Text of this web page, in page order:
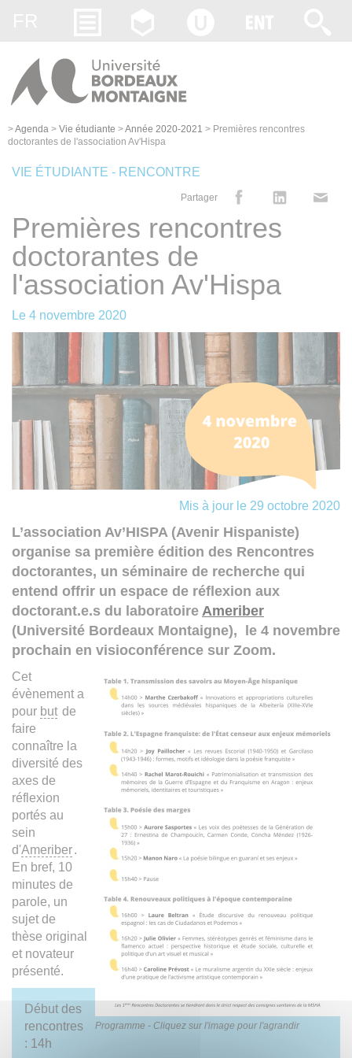
>Agenda > Vie étudiante >Année 2020-2021 > Premières rencontres
doctorantes de l'association Av'Hispa
VIE ÉTUDIANTE - RENCONTRE
Partager
Premières rencontres
doctorantes de
l'association Av'Hispa
Le 4 novembre 2020
Mis à jour le 29 octobre 2020
L’association Av’HISPA (Avenir Hispaniste)
organise sa première édition des Rencontres
doctorantes, un séminaire de recherche qui
entend offrir un espace de réflexion aux
doctorant.e.s du laboratoire Ameriber
(Université Bordeaux Montaigne), le 4 novembre
prochain en visioconférence sur Zoom.
Programme - Cliquez sur l'image pour l'agrandir
Cet
évènement a
pour but de
faire
connaître la
diversité des
axes de
réflexion
portés au
sein
d'Ameriber.
En bref, 10
minutes de
parole, un
sujet de
thèse original
et novateur
présenté.
Début des
rencontres
: 14h